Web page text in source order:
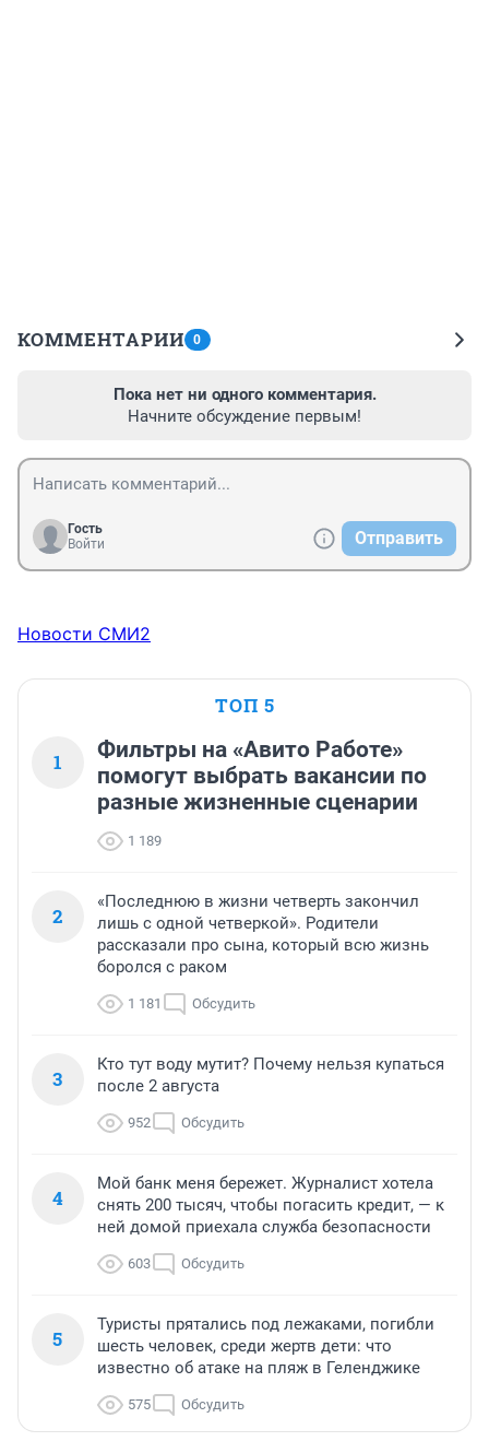
КОММЕНТАРИИ 0
Пока нет ни одного комментария.
Начните обсуждение первым!
Гость
Войти
Отправить
Новости СМИ2
ТОП 5
1
Фильтры на «Авито Работе»
помогут выбрать вакансии по
разные жизненные сценарии
1 189
2
«Последнюю в жизни четверть закончил
лишь с одной четверкой». Родители
рассказали про сына, который всю жизнь
боролся с раком
1 181 Обсудить
3
Кто тут воду мутит? Почему нельзя купаться
после 2 августа
952 Обсудить
4
Мой банк меня бережет. Журналист хотела
снять 200 тысяч, чтобы погасить кредит, — к
ней домой приехала служба безопасности
603 Обсудить
5
Туристы прятались под лежаками, погибли
шесть человек, среди жертв дети: что
известно об атаке на пляж в Геленджике
575 Обсудить